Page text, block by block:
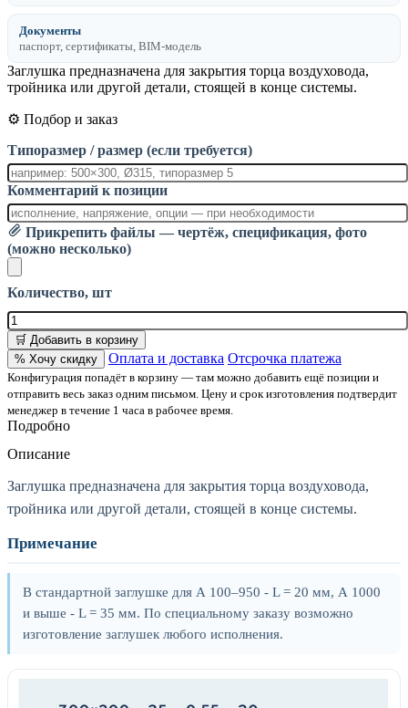
Документы
паспорт, сертификаты, BIM-модель
Заглушка предназначена для закрытия торца воздуховода,
тройника или другой детали, стоящей в конце системы.
⚙️ Подбор и заказ
Типоразмер / размер (если требуется)
Комментарий к позиции
Прикрепить файлы — чертёж, спецификация, фото
(можно несколько)
Количество, шт
🛒 Добавить в корзину
% Хочу скидку
Оплата и доставка Отсрочка платежа
Конфигурация попадёт в корзину — там можно добавить ещё позиции и
отправить весь заказ одним письмом. Цену и срок изготовления подтвердит
менеджер в течение 1 часа в рабочее время.
Подробно
Описание
Заглушка предназначена для закрытия торца воздуховода,
тройника или другой детали, стоящей в конце системы.
Примечание
В стандартной заглушке для А 100–950 - L = 20 мм, А 1000
и выше - L = 35 мм. По специальному заказу возможно
изготовление заглушек любого исполнения.